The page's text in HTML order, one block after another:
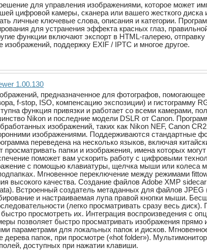
для управления изображениями, которое может
цифровой камеры, сканера или вашего жесткого диска
личные ключевые слова, описания и категории.
для устранения эффекта красных глаз,
функции включают экспорт в HTML-галерею,
изображений, поддержку EXIF / IPTC и многое другое.
1.00.130
предназначенное для фотографов,
f-stop, ISO, компенсацию экспозиции) и гистограмму
функция привязки и работает со всеми камерами,
Nikon и последние модели DSLR от Canon.
изображений, таких как Nikon NEF, Canon
изображениями. Поддерживаются стандартные
переведена на несколько языков, включая
просматривать папки и изображения, имена которых
поможет вам ускорить работу с цифровыми
с помощью клавиатуры, щелчка мыши или колеса
Мгновенное переключение между режимами
высокого качества. Создание файлов Adobe XMP sidecar
Встроенный создатель метаданных для файлов JPEG
и настраиваемая лупа правой кнопки мыши.
(легко просматривать сразу весь
просмотреть их. Интеграция воспроизведения с
позволяет быстро просматривать изображения
параметрами для локальных папок и дисков.
папок, при просмотре («hot folder»).
доступных при нажатии клавиши.